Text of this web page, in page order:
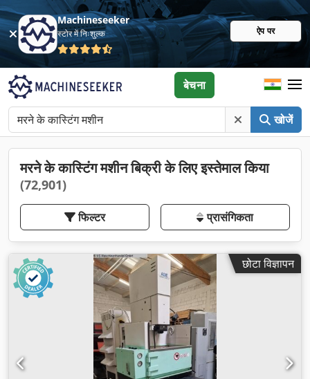
Machineseeker
स्टोर में निःशुल्क ऐप पर
खोजें
बेचना
मरने के कास्टिंग मशीन बिक्री के लिए इस्तेमाल किया
(72,901)
फिल्टर प्रासंगिकता
छोटा विज्ञापन